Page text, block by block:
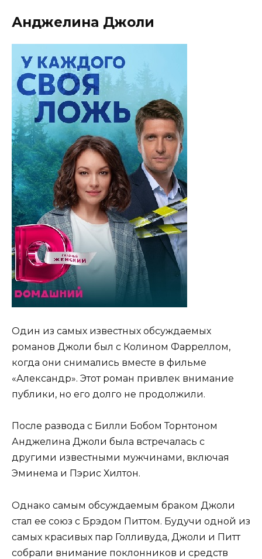
Анджелина Джоли
Один из самых известных обсуждаемых
романов Джоли был с Колином Фарреллом,
когда они снимались вместе в фильме
«Александр». Этот роман привлек внимание
публики, но его долго не продолжили.
После развода с Билли Бобом Торнтоном
Анджелина Джоли была встречалась с
другими известными мужчинами, включая
Эминема и Пэрис Хилтон.
Однако самым обсуждаемым браком Джоли
стал ее союз с Брэдом Питтом. Будучи одной из
самых красивых пар Голливуда, Джоли и Питт
собрали внимание поклонников и средств